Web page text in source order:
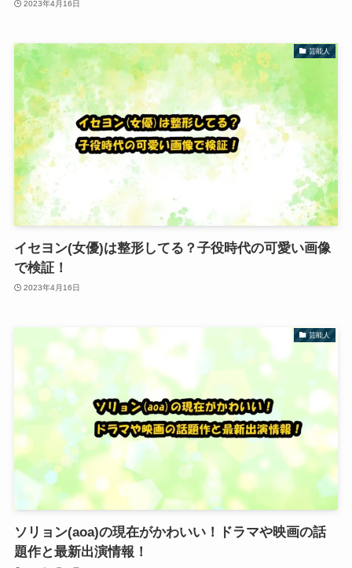
2023年4月16日
芸能人
イセヨン(女優)は整形してる？子役時代の可愛い画像
で検証！
2023年4月16日
芸能人
ソリョン(aoa)の現在がかわいい！ドラマや映画の話
題作と最新出演情報！